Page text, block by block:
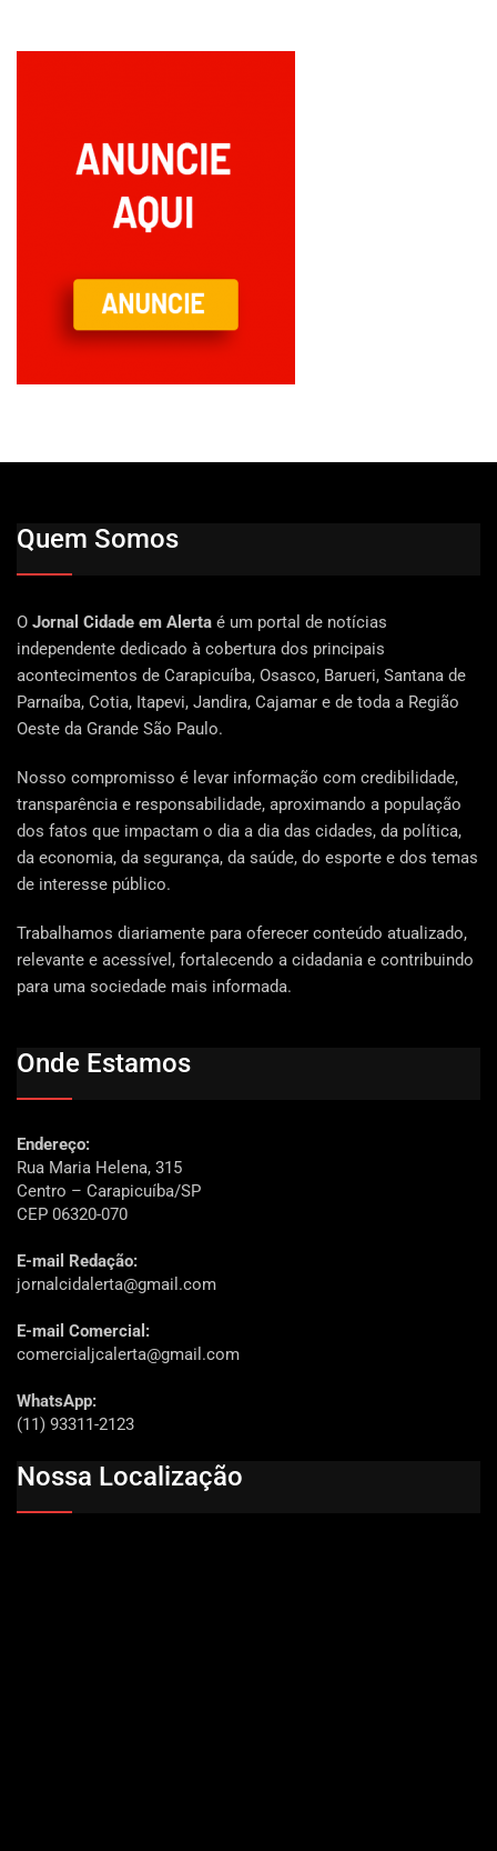
Quem Somos
O Jornal Cidade em Alerta é um portal de notícias
independente dedicado à cobertura dos principais
acontecimentos de Carapicuíba, Osasco, Barueri, Santana de
Parnaíba, Cotia, Itapevi, Jandira, Cajamar e de toda a Região
Oeste da Grande São Paulo.
Nosso compromisso é levar informação com credibilidade,
transparência e responsabilidade, aproximando a população
dos fatos que impactam o dia a dia das cidades, da política,
da economia, da segurança, da saúde, do esporte e dos temas
de interesse público.
Trabalhamos diariamente para oferecer conteúdo atualizado,
relevante e acessível, fortalecendo a cidadania e contribuindo
para uma sociedade mais informada.
Onde Estamos
Endereço:
Rua Maria Helena, 315
Centro – Carapicuíba/SP
CEP 06320-070
E-mail Redação:
jornalcidalerta@gmail.com
E-mail Comercial:
comercialjcalerta@gmail.com
WhatsApp:
(11) 93311-2123
Nossa Localização